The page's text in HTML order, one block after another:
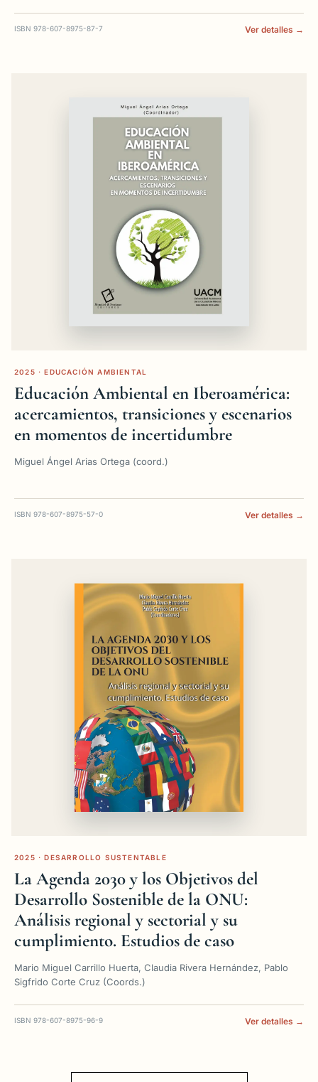
ISBN 978-607-8975-87-7 Ver detalles →
2025 · EDUCACIÓN AMBIENTAL
Educación Ambiental en Iberoamérica:
acercamientos, transiciones y escenarios
en momentos de incertidumbre
Miguel Ángel Arias Ortega (coord.)
ISBN 978-607-8975-57-0 Ver detalles →
2025 · DESARROLLO SUSTENTABLE
La Agenda 2030 y los Objetivos del
Desarrollo Sostenible de la ONU:
Análisis regional y sectorial y su
cumplimiento. Estudios de caso
Mario Miguel Carrillo Huerta, Claudia Rivera Hernández, Pablo
Sigfrido Corte Cruz (Coords.)
ISBN 978-607-8975-96-9 Ver detalles →